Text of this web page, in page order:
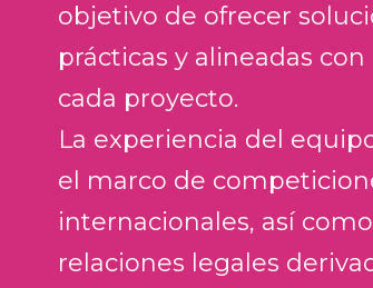
objetivo de ofrecer
prácticas y alineadas
cada proyecto.
La experiencia del
el marco de
internacionales, así
relaciones legales